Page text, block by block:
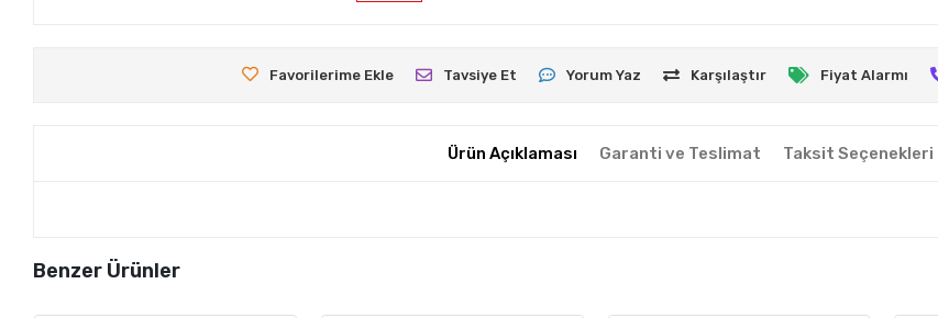
Favorilerime Ekle Tavsiye Et Yorum Yaz Karşılaştır Fiyat Alarmı
Ürün Açıklaması Garanti ve Teslimat Taksit Seçenekleri
Benzer Ürünler